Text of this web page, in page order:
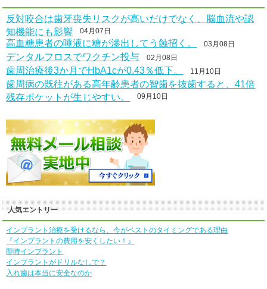
反対咬合は歯牙喪失リスクが高いだけでなく、脳血流や認
知機能にも影響 04月07日
高血糖患者の唾液に糖が滲出してう蝕招く。 03月08日
デンタルフロスでワクチン投与 02月08日
歯周治療後3か月でHbA1cが0.43％低下。 11月10日
歯周病の既往がある高年齢患者の智歯を抜歯すると、41倍
残存ポケットが生じやすい。 09月10日
人気エントリー
インプラント治療を受けるなら、今がベストのタイミングである理由
『インプラントの費用を安くしたい！』
即時インプラント
インプラントがドリルなしで？
入れ歯は本当に安全なのか